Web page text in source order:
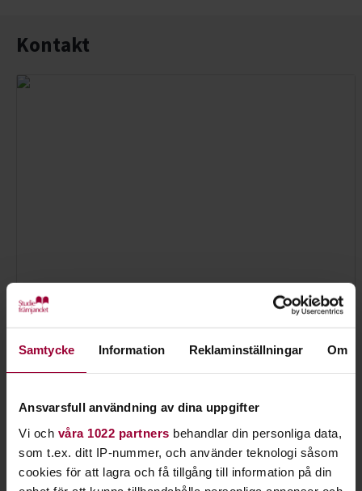
Samtycke Information Reklaminställningar Om
Ansvarsfull användning av dina uppgifter
Vi och våra 1022 partners behandlar din personliga data,
som t.ex. ditt IP-nummer, och använder teknologi såsom
cookies för att lagra och få tillgång till information på din
Kontakt
Philip Sterner
Verksamhetsutvecklare Musik, Kultur & Spelkultur
Skicka e-post